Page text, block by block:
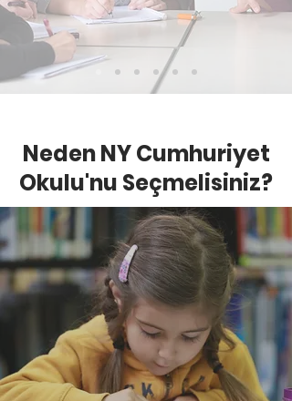
Neden NY Cumhuriyet
Okulu'nu Seçmelisiniz?